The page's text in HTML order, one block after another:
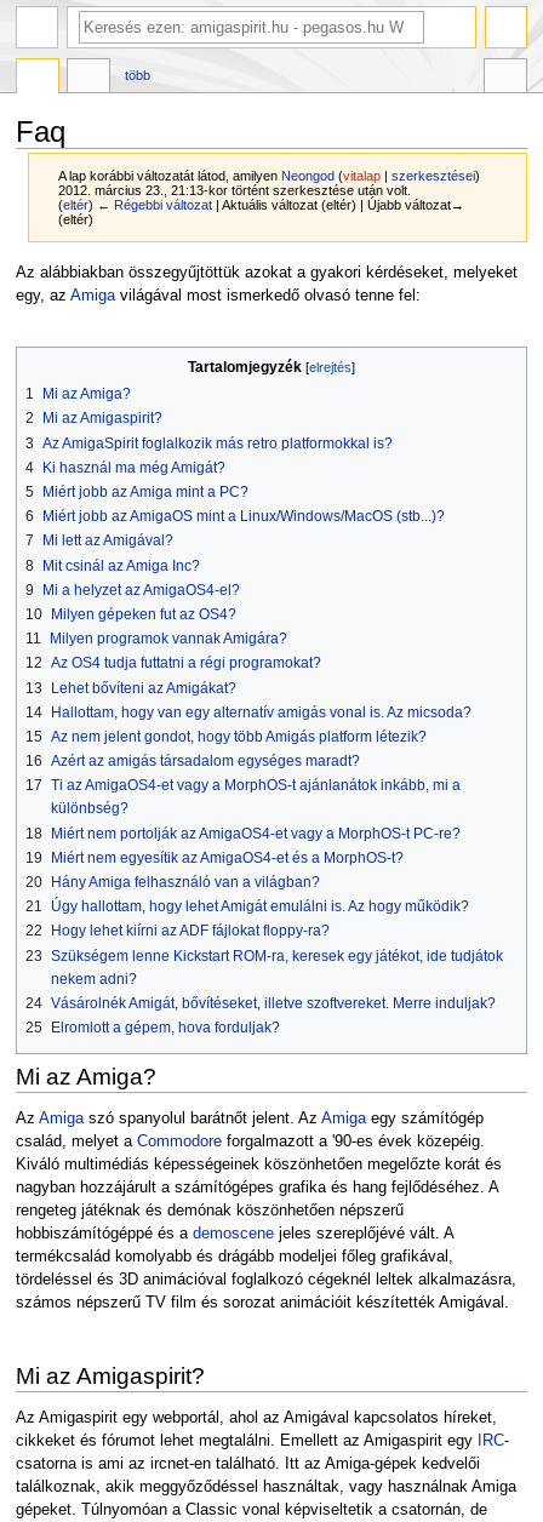
Faq
A lap korábbi változatát látod, amilyenNeongod (vitalap |szerkesztései)
2012. március 23., 21:13-kor történt szerkesztése után volt.
(eltér) ← Régebbi változat | Aktuális változat (eltér) | Újabb változat→
(eltér)
Ugrás
a
Ugrás
a
Az alábbiakban összegyűjtöttük azokat a gyakori kérdéseket, melyeket
egy, az Amigavilágával most ismerkedő olvasó tenne fel:
Tartalomjegyzék
1
Mi az Amiga?
2
Mi az Amigaspirit?
3 Az AmigaSpirit foglalkozik más retro platformokkal is?
4 Ki használ ma még Amigát?
5
Miért jobb az Amiga mint a PC?
6
Miért jobb az AmigaOS mint a Linux/Windows/MacOS (stb...)?
7
Mi lett az Amigával?
8 Mit csinál az Amiga Inc?
9
Mi a helyzet az AmigaOS4-el?
10
Milyen gépeken fut az OS4?
11
Milyen programok vannak Amigára?
12 Az OS4 tudja futtatni a régi programokat?
13
Lehet bővíteni az Amigákat?
14 Hallottam, hogy van egy alternatív amigás vonal is. Az micsoda?
15 Az nem jelent gondot, hogy több Amigás platform létezik?
16 Azért az amigás társadalom egységes maradt?
17 Ti az AmigaOS4-et vagy a MorphOS-t ajánlanátok inkább, mi a
különbség?
18 Miért nem portolják az AmigaOS4-et vagy a MorphOS-t PC-re?
19
Miért nem egyesítik az AmigaOS4-et és a MorphOS-t?
20
Hány Amiga felhasználó van a világban?
21
Úgy hallottam, hogy lehet Amigát emulálni is. Az hogy működik?
22
Hogy lehet kiírni az ADF fájlokat floppy-ra?
23 Szükségem lenne Kickstart ROM-ra, keresek egy játékot, ide tudjátok
nekem adni?
24 Vásárolnék Amigát, bővítéseket, illetve szoftvereket. Merre induljak?
25
Elromlott a gépem, hova forduljak?
Mi az Amiga?
Az Amigaszó spanyolul barátnőt jelent. Az Amigaegy számítógép
család, melyet a Commodoreforgalmazott a '90-es évek közepéig.
Kiváló multimédiás képességeinek köszönhetően megelőzte korát és
nagyban hozzájárult a számítógépes grafika és hang fejlődéséhez. A
rengeteg játéknak és demónak köszönhetően népszerű
hobbiszámítógéppé és a demoscenejeles szereplőjévé vált. A
termékcsalád komolyabb és drágább modeljei főleg grafikával,
tördeléssel és 3D animációval foglalkozó cégeknél leltek alkalmazásra,
számos népszerű TV film és sorozat animációit készítették Amigával.
Mi az Amigaspirit?
Az Amigaspirit egy webportál, ahol az Amigával kapcsolatos híreket,
cikkeket és fórumot lehet megtalálni. Emellett az Amigaspirit egy
IRC-
csatorna is ami az ircnet-en található. Itt az Amiga-gépek kedvelői
találkoznak, akik meggyőződéssel használtak, vagy használnak Amiga
gépeket. Túlnyomóan a Classic vonal képviseltetik a csatornán, de
több